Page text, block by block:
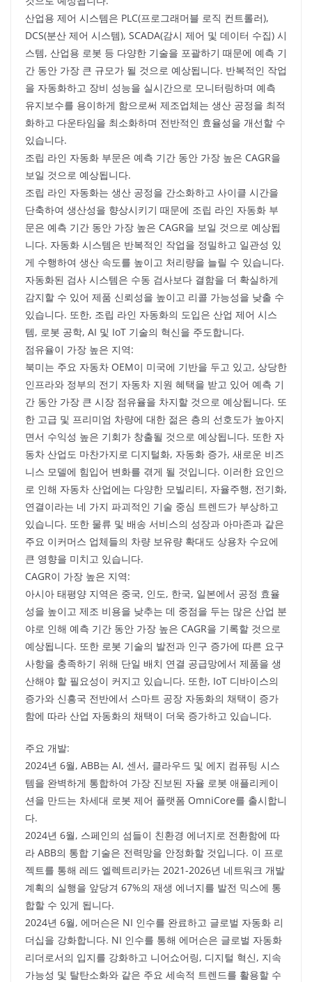
산업용 제어 시스템은 PLC(프로그래머블 로직 컨트롤러),
DCS(분산 제어 시스템), SCADA(감시 제어 및 데이터 수집) 시
스템, 산업용 로봇 등 다양한 기술을 포괄하기 때문에 예측 기
간 동안 가장 큰 규모가 될 것으로 예상됩니다. 반복적인 작업
을 자동화하고 장비 성능을 실시간으로 모니터링하며 예측
유지보수를 용이하게 함으로써 제조업체는 생산 공정을 최적
화하고 다운타임을 최소화하며 전반적인 효율성을 개선할 수
있습니다.
조립 라인 자동화 부문은 예측 기간 동안 가장 높은 CAGR을
보일 것으로 예상됩니다.
조립 라인 자동화는 생산 공정을 간소화하고 사이클 시간을
단축하여 생산성을 향상시키기 때문에 조립 라인 자동화 부
문은 예측 기간 동안 가장 높은 CAGR을 보일 것으로 예상됩
니다. 자동화 시스템은 반복적인 작업을 정밀하고 일관성 있
게 수행하여 생산 속도를 높이고 처리량을 늘릴 수 있습니다.
자동화된 검사 시스템은 수동 검사보다 결함을 더 확실하게
감지할 수 있어 제품 신뢰성을 높이고 리콜 가능성을 낮출 수
있습니다. 또한, 조립 라인 자동화의 도입은 산업 제어 시스
템, 로봇 공학, AI 및 IoT 기술의 혁신을 주도합니다.
점유율이 가장 높은 지역:
북미는 주요 자동차 OEM이 미국에 기반을 두고 있고, 상당한
인프라와 정부의 전기 자동차 지원 혜택을 받고 있어 예측 기
간 동안 가장 큰 시장 점유율을 차지할 것으로 예상됩니다. 또
한 고급 및 프리미엄 차량에 대한 젊은 층의 선호도가 높아지
면서 수익성 높은 기회가 창출될 것으로 예상됩니다. 또한 자
동차 산업도 마찬가지로 디지털화, 자동화 증가, 새로운 비즈
니스 모델에 힘입어 변화를 겪게 될 것입니다. 이러한 요인으
로 인해 자동차 산업에는 다양한 모빌리티, 자율주행, 전기화,
연결이라는 네 가지 파괴적인 기술 중심 트렌드가 부상하고
있습니다. 또한 물류 및 배송 서비스의 성장과 아마존과 같은
주요 이커머스 업체들의 차량 보유량 확대도 상용차 수요에
큰 영향을 미치고 있습니다.
CAGR이 가장 높은 지역:
아시아 태평양 지역은 중국, 인도, 한국, 일본에서 공정 효율
성을 높이고 제조 비용을 낮추는 데 중점을 두는 많은 산업 분
야로 인해 예측 기간 동안 가장 높은 CAGR을 기록할 것으로
예상됩니다. 또한 로봇 기술의 발전과 인구 증가에 따른 요구
사항을 충족하기 위해 단일 배치 연결 공급망에서 제품을 생
산해야 할 필요성이 커지고 있습니다. 또한, IoT 디바이스의
증가와 신흥국 전반에서 스마트 공장 자동화의 채택이 증가
함에 따라 산업 자동화의 채택이 더욱 증가하고 있습니다.
주요 개발:
2024년 6월, ABB는 AI, 센서, 클라우드 및 에지 컴퓨팅 시스
템을 완벽하게 통합하여 가장 진보된 자율 로봇 애플리케이
션을 만드는 차세대 로봇 제어 플랫폼 OmniCore를 출시합니
다.
2024년 6월, 스페인의 섬들이 친환경 에너지로 전환함에 따
라 ABB의 통합 기술은 전력망을 안정화할 것입니다. 이 프로
젝트를 통해 레드 엘렉트리카는 2021-2026년 네트워크 개발
계획의 실행을 앞당겨 67%의 재생 에너지를 발전 믹스에 통
합할 수 있게 됩니다.
2024년 6월, 에머슨은 NI 인수를 완료하고 글로벌 자동화 리
더십을 강화합니다. NI 인수를 통해 에머슨은 글로벌 자동화
리더로서의 입지를 강화하고 니어쇼어링, 디지털 혁신, 지속
가능성 및 탈탄소화와 같은 주요 세속적 트렌드를 활용할 수